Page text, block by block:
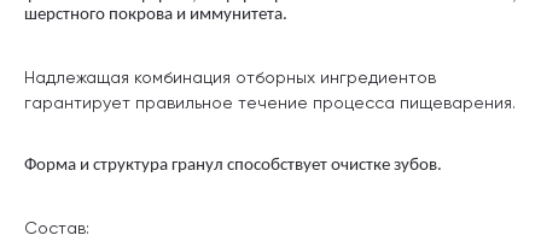
шерстного покрова и иммунитета.
Надлежащая комбинация отборных ингредиентов
гарантирует правильное течение процесса пищеварения.
Форма и структура гранул способствует очистке зубов.
Состав: